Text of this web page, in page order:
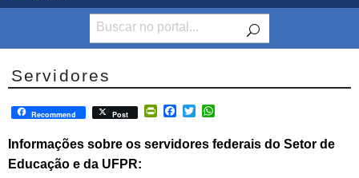
Canais
Servidores
Recommend Post PrintFriendly
Facebook
Twitter
Informações sobre os servidores federais do Setor de
Educação e da UFPR: